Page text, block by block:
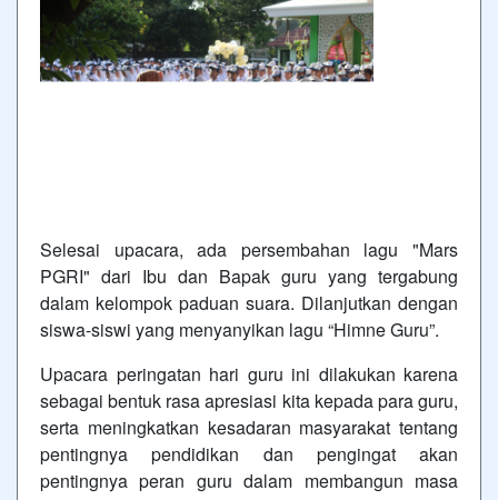
Selesai upacara, ada persembahan lagu "Mars
PGRI" dari Ibu dan Bapak guru yang tergabung
dalam kelompok paduan suara. Dilanjutkan dengan
siswa-siswi yang menyanyikan lagu “Himne Guru”.
Upacara peringatan hari guru ini dilakukan karena
sebagai bentuk rasa apresiasi kita kepada para guru,
serta meningkatkan kesadaran masyarakat tentang
pentingnya pendidikan dan pengingat akan
pentingnya peran guru dalam membangun masa